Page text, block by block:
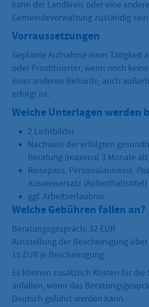
kann der Landkreis oder eine
Gemeindeverwaltung zuständig
Vorraussetzungen
Geplante Aufnahme einer Tätigkeit
oder Prostituierter, wenn noch
einer anderen Behörde, auch
erfolgt ist.
Welche Unterlagen werden
2 Lichtbilder
Nachweis der erfolgten
Beratung (maximal 3 Monate
Reisepass, Personalausweis,
Ausweisersatz (Aufenthaltstitel)
ggf. Arbeitserlaubnis
Welche Gebühren fallen an?
Beratungsgespräch: 32 EUR
Ausstellung der Bescheinigung
15 EUR je Bescheinigung
Es können zusätzlich Kosten für
anfallen, wenn das
Deutsch geführt werden kann.